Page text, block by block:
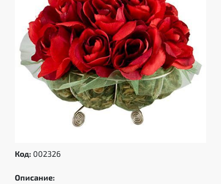
Код: 002326
Описание: